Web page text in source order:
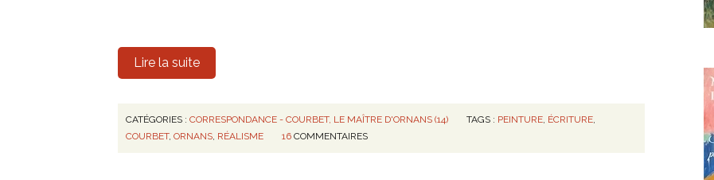
Lire la suite
CATÉGORIES : CORRESPONDANCE - COURBET, LE MAÎTRE D'ORNANS (14) TAGS : PEINTURE, ÉCRITURE,
COURBET, ORNANS RÉALISME 16 COMMENTAIRES